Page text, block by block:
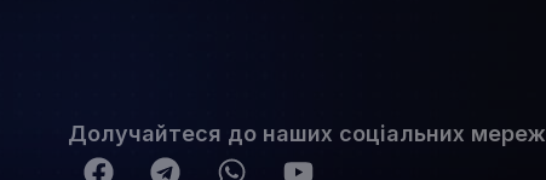
Долучайтеся до наших соціальних мереж